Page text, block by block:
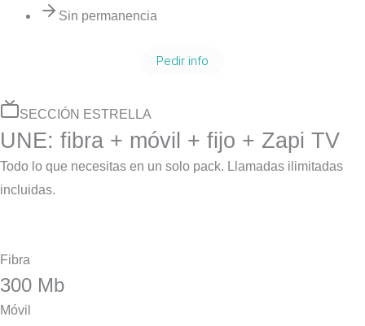
Sin permanencia
Pedir info
SECCIÓN ESTRELLA
UNE: fibra + móvil + fijo + Zapi TV
Todo lo que necesitas en un solo pack. Llamadas ilimitadas
incluidas.
Fibra
300 Mb
Móvil